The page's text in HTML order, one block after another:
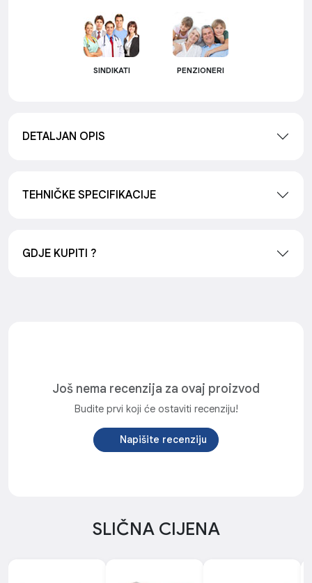
SINDIKATI PENZIONERI
DETALJAN OPIS
TEHNIČKE SPECIFIKACIJE
GDJE KUPITI ?
Još nema recenzija za ovaj proizvod
Budite prvi koji će ostaviti recenziju!
Napišite recenziju
SLIČNA CIJENA